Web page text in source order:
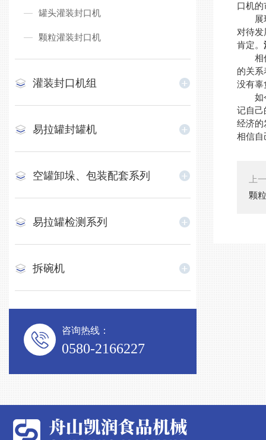
罐头灌装封口机
颗粒灌装封口机
灌装封口机组
易拉罐封罐机
空罐卸垛、包装配套系列
易拉罐检测系列
拆碗机
咨询热线：
0580-2166227
口机
展现
对待
肯定。
相信
的关
没有辜
如今
记自己
经济的
相信自
上
颗